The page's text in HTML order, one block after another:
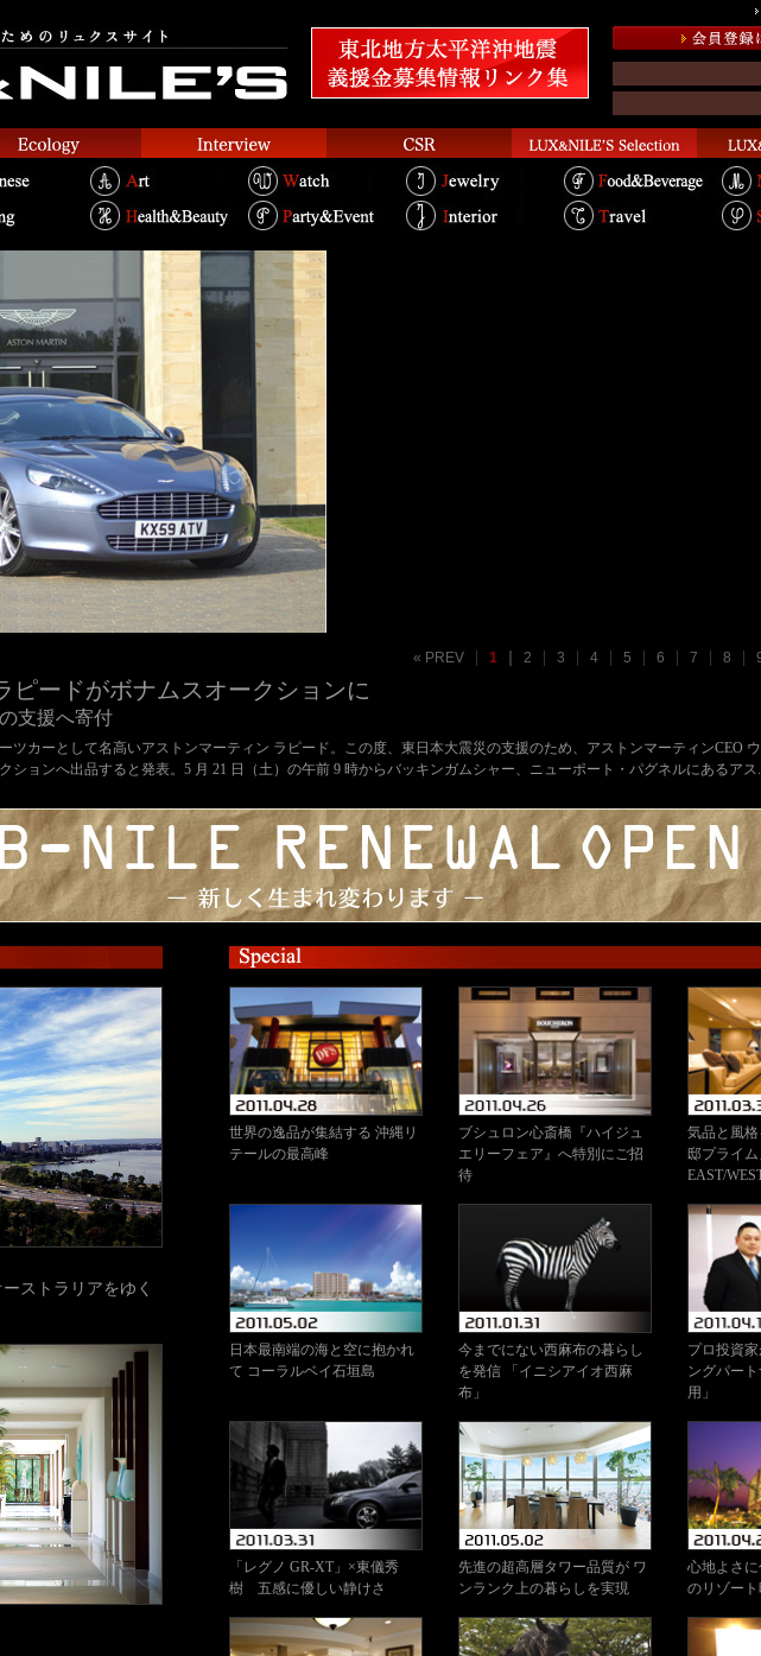
ピードがボナムスオークションに
支援へ寄付
ツカーとして名高いアストンマーティン ラピード。この度、東日本大震災の支援のため、アストンマーティンCEO
ションへ出品すると発表。5 月 21 日（土）の午前 9 時からバッキンガムシャー、ニューポート・パグネルにあるアス
8
7
6
5
4
3
2
1
« PREV
ストラリアをゆく
世界の逸品が集結する 沖縄リ
テールの最高峰
ブシュロン心斎橋『ハイジュ
エリーフェア』へ特別にご招
待
気品と風
邸プライ
EAST/
日本最南端の海と空に抱かれ
て コーラルベイ石垣島
今までにない西麻布の暮らし
を発信 「イニシアイオ西麻
布」
プロ投資
ングパー
用」
「レグノ GR-XT」×東儀秀
樹 五感に優しい静けさ
先進の超高層タワー品質が ワ
ンランク上の暮らしを実現
心地よさ
のリゾート